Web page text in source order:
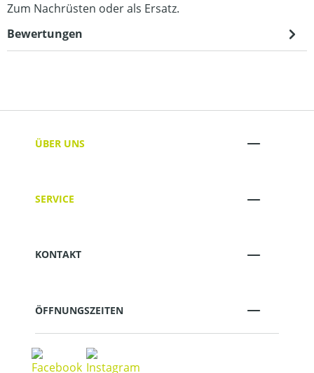
Zum Nachrüsten oder als Ersatz.
Bewertungen
ÜBER UNS
SERVICE
KONTAKT
ÖFFNUNGSZEITEN